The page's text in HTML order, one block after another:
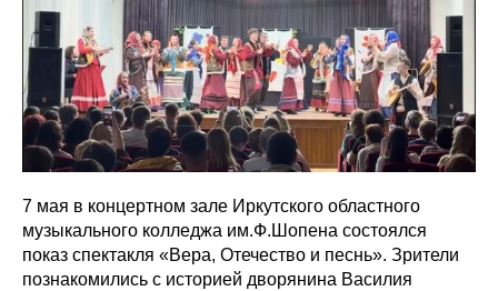
7 мая в концертном зале Иркутского областного
музыкального колледжа им.Ф.Шопена состоялся
показ спектакля «Вера, Отечество и песнь». Зрители
познакомились с историей дворянина Василия